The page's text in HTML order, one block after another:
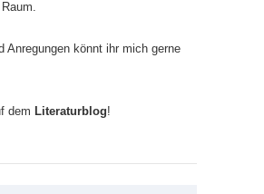
Anregungen könnt ihr mich gerne
dem Literaturblog!